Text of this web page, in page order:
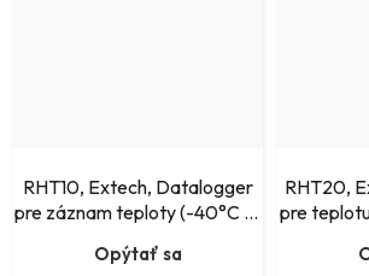
RHT10, Extech, Datalogger
pre záznam teploty (-40°C až
100%rH)
Opýtať sa
RHT20,
pre